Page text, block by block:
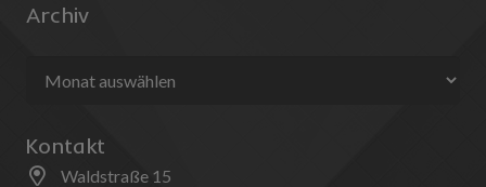
Archiv
Kontakt
Waldstraße 15